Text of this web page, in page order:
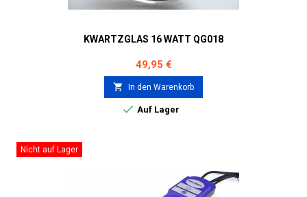
KWARTZGLAS 16 WATT QG018
Preis
49,95 €
 In den Warenkorb
 Auf Lager
Nicht auf Lager